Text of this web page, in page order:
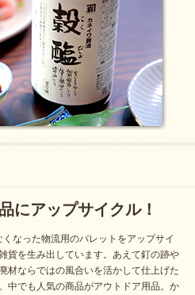
にアップサイクル！
くなった物流用のパレットをアップサイ
貨を生み出しています。あえて釘の跡や
材ならではの風合いを活かして仕上げた
中でも人気の商品がアウトドア用品。か